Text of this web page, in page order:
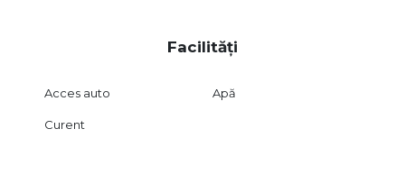
Facilități
Acces auto Apă
Curent